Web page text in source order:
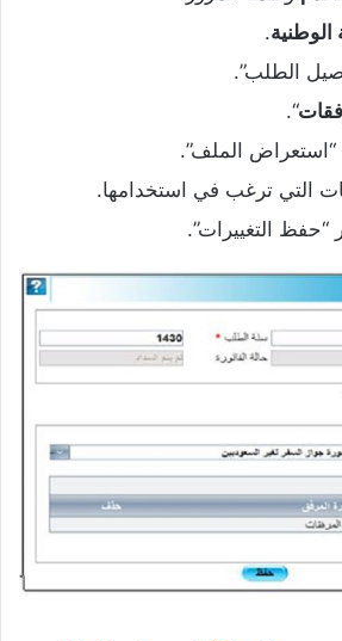
الوطنية.
الطلب”.
“.
الملف”.
التي ترغب في استخدامها.
“حفظ التغييرات”.